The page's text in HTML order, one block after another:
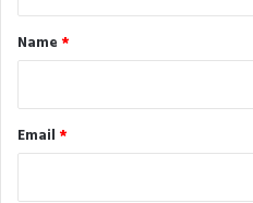
*
Name *
Email *